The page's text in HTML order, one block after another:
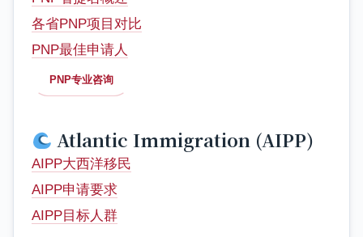
各省PNP项目对比
PNP最佳申请人
PNP专业咨询
Atlantic Immigration (AIPP)
AIPP大西洋移民
AIPP申请要求
AIPP目标人群